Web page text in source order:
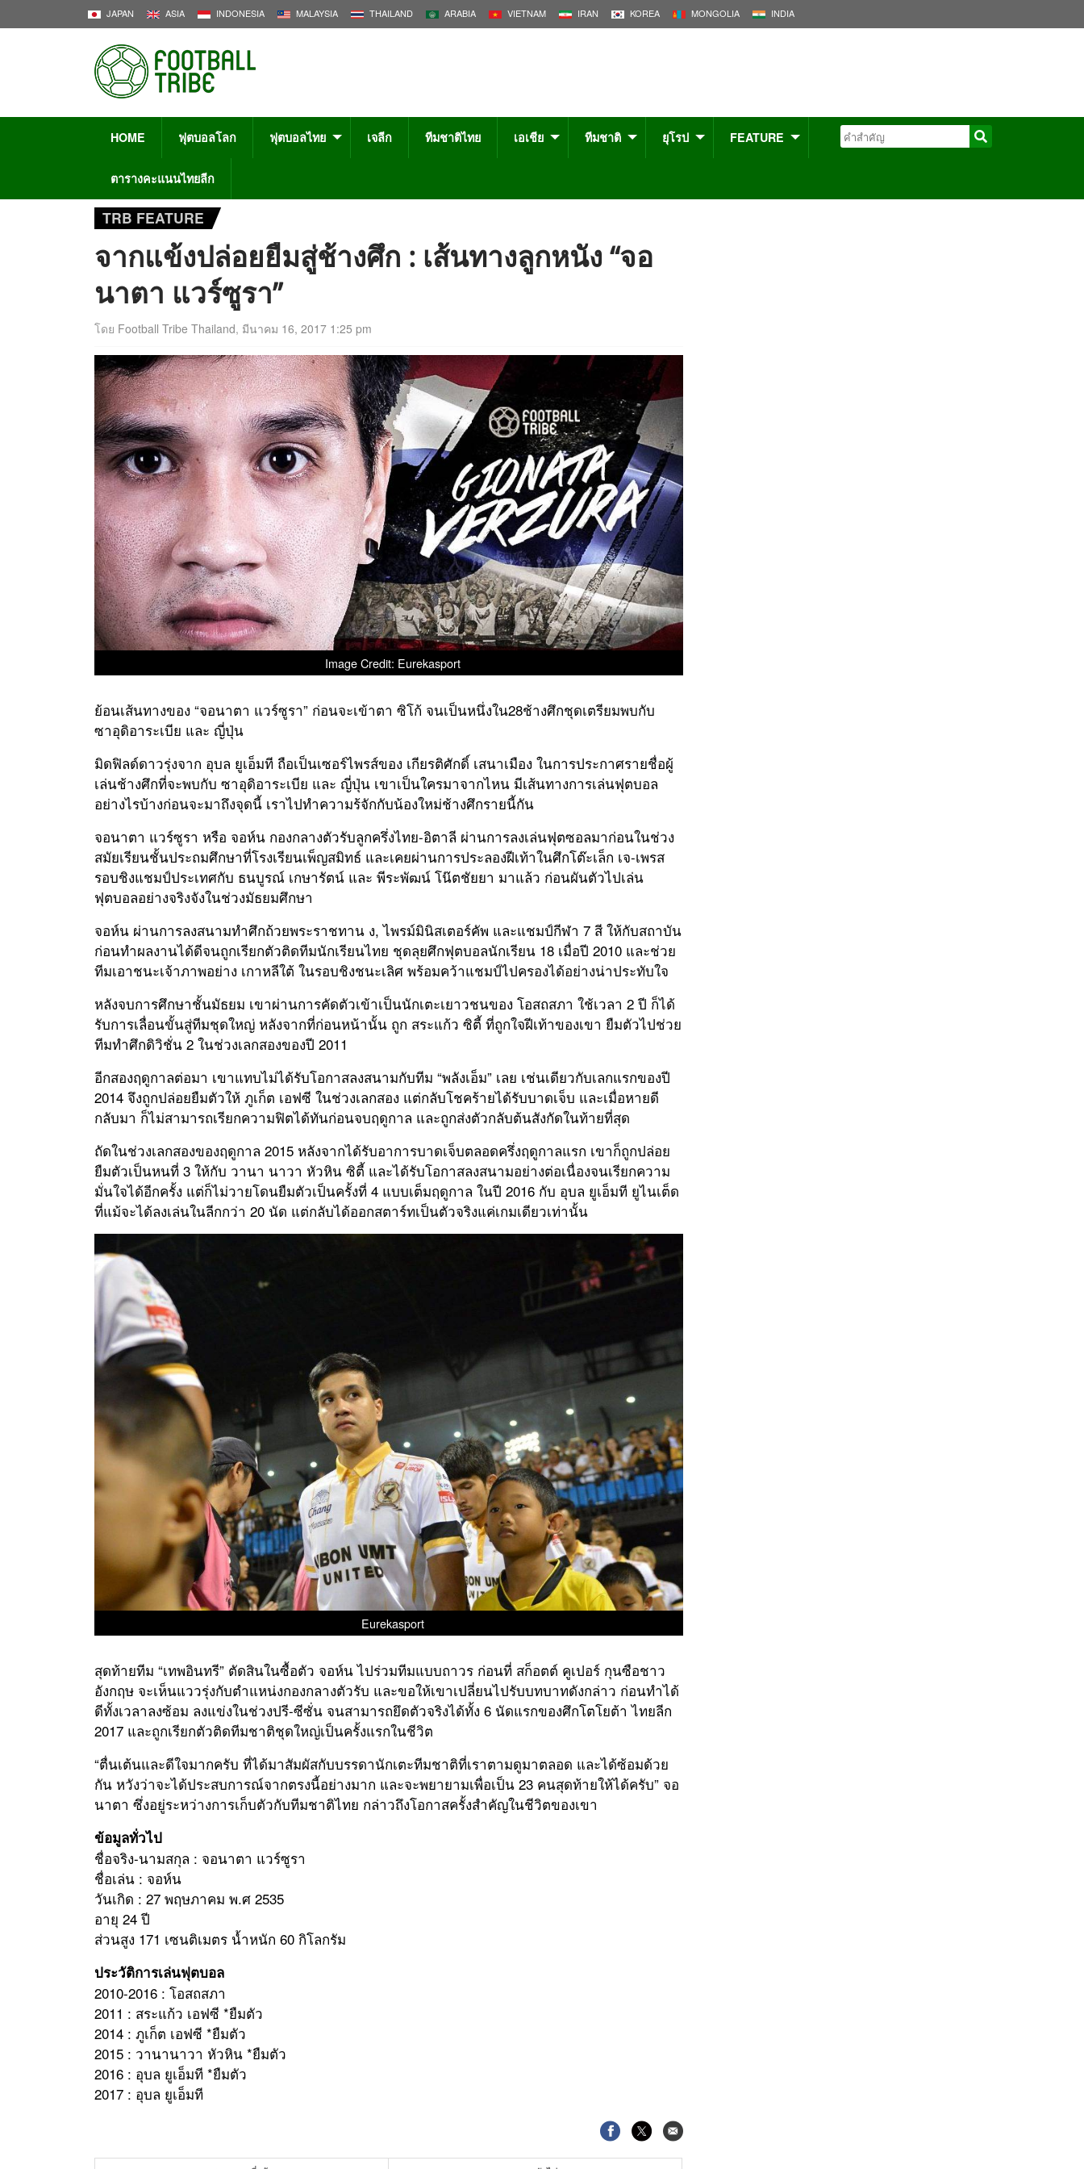
JAPAN ASIA INDONESIA MALAYSIA THAILAND ARABIA VIETNAM IRAN KOREA MONGOLIA INDIA
HOME ฟุตบอลโลก ฟุตบอลไทย เจลีก ทีมชาติไทย เอเชีย ทีมชาติ ยุโรป FEATURE
ตารางคะแนนไทยลีก
TRB FEATURE
จากแข้งปล่อยยืมสู่ช้างศึก : เส้นทางลูกหนัง “จอ
นาตา แวร์ซูรา”
โดย Football Tribe Thailand, มีนาคม 16, 2017 1:25 pm
Image Credit: Eurekasport
ย้อนเส้นทางของ “จอนาตา แวร์ซูรา” ก่อนจะเข้าตา ซิโก้ จนเป็นหนึ่งใน28ช้างศึกชุดเตรียมพบกับ
ซาอุดิอาระเบีย และ ญี่ปุ่น
มิดฟิลด์ดาวรุ่งจาก อุบล ยูเอ็มที ถือเป็นเซอร์ไพรส์ของ เกียรติศักดิ์ เสนาเมือง ในการประกาศรายชื่อผู้
เล่นช้างศึกที่จะพบกับ ซาอุดิอาระเบีย และ ญี่ปุ่น เขาเป็นใครมาจากไหน มีเส้นทางการเล่นฟุตบอล
อย่างไรบ้างก่อนจะมาถึงจุดนี้ เราไปทำความร้จักกับน้องใหม่ช้างศึกรายนี้กัน
จอนาตา แวร์ซูรา หรือ จอห์น กองกลางตัวรับลูกครึ่งไทย-อิตาลี ผ่านการลงเล่นฟุตซอลมาก่อนในช่วง
สมัยเรียนชั้นประถมศึกษาที่โรงเรียนเพ็ญสมิทธ์ และเคยผ่านการประลองฝีเท้าในศึกโต๊ะเล็ก เจ-เพรส
รอบชิงแชมป์ประเทศกับ ธนบูรณ์​ เกษารัตน์ และ พีระพัฒน์ โน๊ตชัยยา มาแล้ว ก่อนผันตัวไปเล่น
ฟุตบอลอย่างจริงจังในช่วงมัธยมศึกษา
จอห์น ผ่านการลงสนามทำศึกถ้วยพระราชทาน ง, ไพรม์มินิสเตอร์คัพ และแชมป์กีฬา 7 สี ให้กับสถาบัน
ก่อนทำผลงานได้ดีจนถูกเรียกตัวติดทีมนักเรียนไทย ชุดลุยศึกฟุตบอลนักเรียน 18 เมื่อปี 2010 และช่วย
ทีมเอาชนะเจ้าภาพอย่าง เกาหลีใต้ ในรอบชิงชนะเลิศ พร้อมคว้าแชมป์ไปครองได้อย่างน่าประทับใจ
หลังจบการศึกษาชั้นมัธยม เขาผ่านการคัดตัวเข้าเป็นนักเตะเยาวชนของ โอสถสภา ใช้เวลา 2 ปี ก็ได้
รับการเลื่อนขั้นสู่ทีมชุดใหญ่ หลังจากที่ก่อนหน้านั้น ถูก สระแก้ว ซิตี้ ที่ถูกใจฝีเท้าของเขา ยืมตัวไปช่วย
ทีมทำศึกดิวิชั่น 2 ในช่วงเลกสองของปี 2011
อีกสองฤดูกาลต่อมา เขาแทบไม่ได้รับโอกาสลงสนามกับทีม “พลังเอ็ม” เลย เช่นเดียวกับเลกแรกของปี
2014 จึงถูกปล่อยยืมตัวให้ ภูเก็ต เอฟซี ในช่วงเลกสอง แต่กลับโชคร้ายได้รับบาดเจ็บ และเมื่อหายดี
กลับมา ก็ไม่สามารถเรียกความฟิตได้ทันก่อนจบฤดูกาล และถูกส่งตัวกลับต้นสังกัดในท้ายที่สุด
ถัดในช่วงเลกสองของฤดูกาล 2015 หลังจากได้รับอาการบาดเจ็บตลอดครึ่งฤดูกาลแรก เขาก็ถูกปล่อย
ยืมตัวเป็นหนที่ 3 ให้กับ วานา นาวา หัวหิน ซิตี้ และได้รับโอกาสลงสนามอย่างต่อเนื่องจนเรียกความ
มั่นใจได้อีกครั้ง แต่ก็ไม่วายโดนยืมตัวเป็นครั้งที่ 4 แบบเต็มฤดูกาล ในปี 2016 กับ อุบล ยูเอ็มที ยูไนเต็ด
ที่แม้จะได้ลงเล่นในลีกกว่า 20 นัด แต่กลับได้ออกสตาร์ทเป็นตัวจริงแค่เกมเดียวเท่านั้น
Eurekasport
สุดท้ายทีม “เทพอินทรี” ตัดสินในซื้อตัว จอห์น ไปร่วมทีมแบบถาวร ก่อนที่ สก็อตต์ คูเปอร์ กุนซือชาว
อังกฤษ จะเห็นแววรุ่งกับตำแหน่งกองกลางตัวรับ และขอให้เขาเปลี่ยนไปรับบทบาทดังกล่าว ก่อนทำได้
ดีทั้งเวลาลงซ้อม ลงแข่งในช่วงปรี-ซีซั่น จนสามารถยึดตัวจริงได้ทั้ง 6 นัดแรกของศึกโตโยต้า ไทยลีก
2017 และถูกเรียกตัวติดทีมชาติชุดใหญ่เป็นครั้งแรกในชีวิต
“ตื่นเต้นและดีใจมากครับ ที่ได้มาสัมผัสกับบรรดานักเตะทีมชาติที่เราตามดูมาตลอด และได้ซ้อมด้วย
กัน หวังว่าจะได้ประสบการณ์จากตรงนี้อย่างมาก และจะพยายามเพื่อเป็น 23 คนสุดท้ายให้ได้ครับ” จอ
นาตา ซึ่งอยู่ระหว่างการเก็บตัวกับทีมชาติไทย กล่าวถึงโอกาสครั้งสำคัญในชีวิตของเขา
ข้อมูลทั่วไป
ชื่อจริง-นามสกุล : จอนาตา แวร์ซูรา
ชื่อเล่น : จอห์น
วันเกิด : 27 พฤษภาคม พ.ศ 2535
อายุ 24 ปี
ส่วนสูง 171 เซนติเมตร น้ำหนัก 60 กิโลกรัม
ประวัติการเล่นฟุตบอล
2010-2016 : โอสถสภา
2011 : สระแก้ว เอฟซี *ยืมตัว
2014 : ภูเก็ต เอฟซี *ยืมตัว
2015 : วานานาวา หัวหิน *ยืมตัว
2016 : อุบล ยูเอ็มที *ยืมตัว
2017 : อุบล ยูเอ็มที